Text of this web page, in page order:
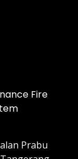
Fire
Prabu